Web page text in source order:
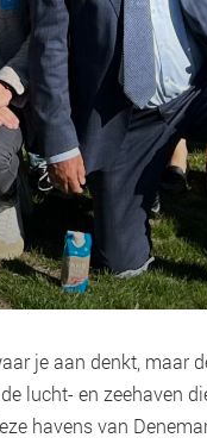
je aan denkt, maar
lucht- en zeehaven
havens van